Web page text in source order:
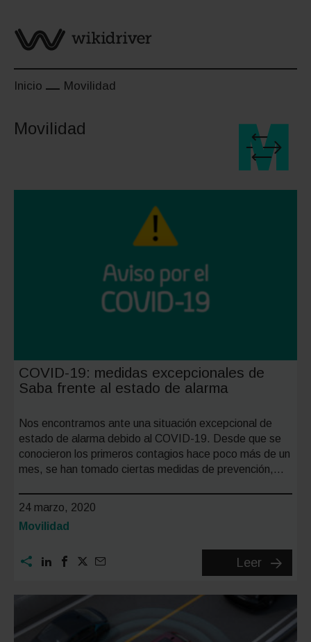
Inicio Movilidad
Movilidad
COVID-19: medidas excepcionales de
Saba frente al estado de alarma
Nos encontramos ante una situación excepcional de
estado de alarma debido al COVID-19. Desde que se
conocieron los primeros contagios hace poco más de un
mes, se han tomado ciertas medidas de prevención,…
24 marzo, 2020
Categoría:
Movilidad
Leer
COVID-